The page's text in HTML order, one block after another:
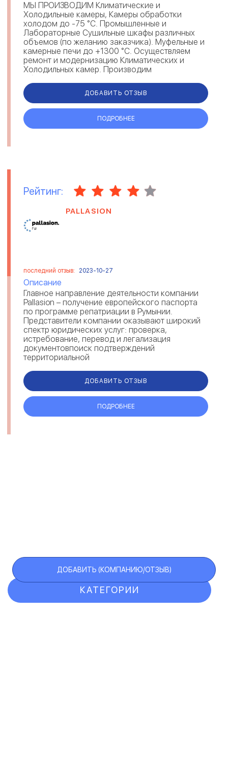
МЫ ПРОИЗВОДИМ Климатические и
Холодильные камеры, Камеры обработки
холодом до -75 °С. Промышленные и
Лабораторные Сушильные шкафы различных
объемов (по желанию заказчика). Муфельные и
камерные печи до +1300 °С. Осуществляем
ремонт и модернизацию Климатических и
Холодильных камер. Производим
оборудование под заказ ...
ДОБАВИТЬ ОТЗЫВ
ПОДРОБНЕЕ
Рейтинг:
PALLASION
последний отзыв: 2023-10-27
Описание
Главное направление деятельности компании
Pallasion – получение европейского паспорта
по программе репатриации в Румынии.
Представители компании оказывают широкий
спектр юридических услуг: проверка,
истребование, перевод и легализация
документовпоиск подтверждений
территориальной
и организация п...
ДОБАВИТЬ ОТЗЫВ
ПОДРОБНЕЕ
КАТЕГОРИИ
ДОБАВИТЬ (КОМПАНИЮ/ОТЗЫВ)